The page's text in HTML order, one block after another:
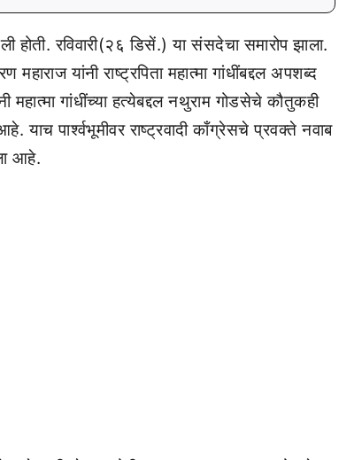
रविवारी(२६ डिसें.) या संसदेचा समारोप झाला.
यांनी राष्ट्रपिता महात्मा गांधींबद्दल अपशब्द
महात्मा गांधींच्या हत्येबद्दल नथुराम गोडसेचे कौतुकही
पार्श्वभूमीवर राष्ट्रवादी काँग्रेसचे प्रवक्ते नवाब
आहे.